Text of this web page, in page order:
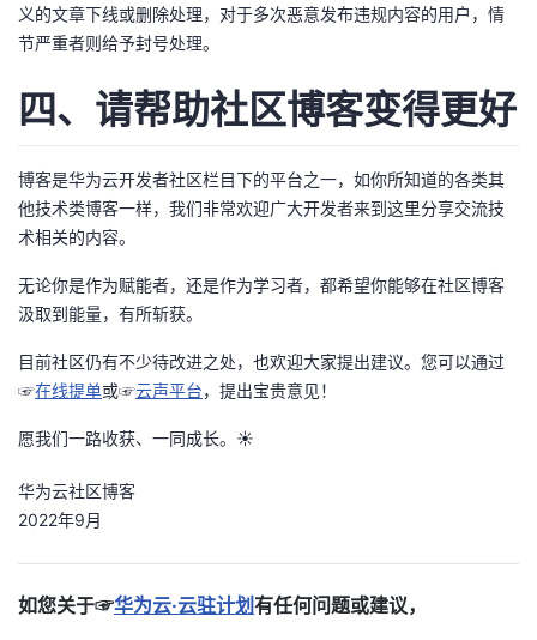
义的文章下线或删除处理，对于多次恶意发布违规内容的用户，情
节严重者则给予封号处理。
四、请帮助社区博客变得更好
博客是华为云开发者社区栏目下的平台之一，如你所知道的各类其
他技术类博客一样，我们非常欢迎广大开发者来到这里分享交流技
术相关的内容。
无论你是作为赋能者，还是作为学习者，都希望你能够在社区博客
汲取到能量，有所斩获。
目前社区仍有不少待改进之处，也欢迎大家提出建议。您可以通过
☞在线提单或☞云声平台，提出宝贵意见！
愿我们一路收获、一同成长。☀
华为云社区博客
2022年9月
如您关于☞华为云·云驻计划有任何问题或建议，